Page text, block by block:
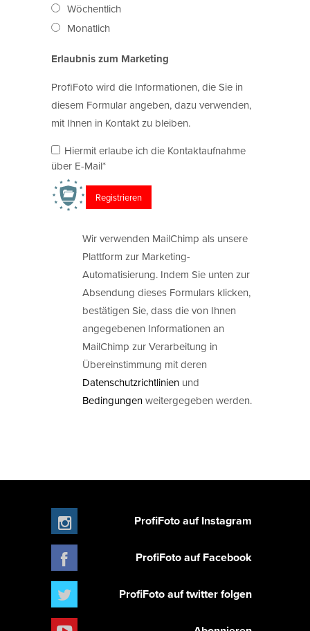
Wöchentlich
Monatlich
Erlaubnis zum Marketing
ProfiFoto wird die Informationen, die Sie in
diesem Formular angeben, dazu verwenden,
mit Ihnen in Kontakt zu bleiben.
Hiermit erlaube ich die Kontaktaufnahme
über E-Mail*
Wir verwenden MailChimp als unsere
Plattform zur Marketing-
Automatisierung. Indem Sie unten zur
Absendung dieses Formulars klicken,
bestätigen Sie, dass die von Ihnen
angegebenen Informationen an
MailChimp zur Verarbeitung in
Übereinstimmung mit deren
Datenschutzrichtlinien und
Bedingungenweitergegeben werden.
ProfiFoto auf Instagram
ProfiFoto auf Facebook
ProfiFoto auf twitter folgen